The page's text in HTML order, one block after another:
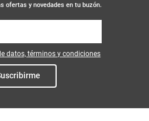
ofertas y novedades en tu buzón.
datos, términos y condiciones